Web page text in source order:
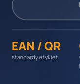
EAN / QR
standardy etykiet